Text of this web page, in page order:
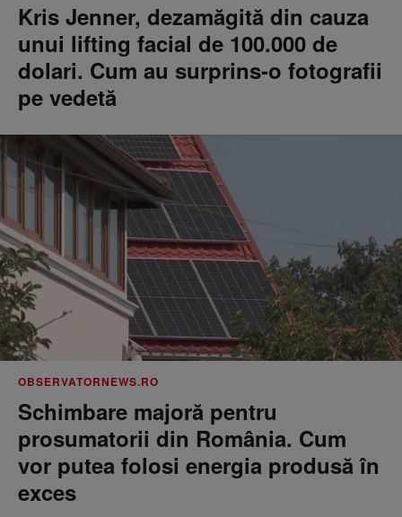
Kris Jenner, dezamăgită din cauza
unui lifting facial de 100.000 de
dolari. Cum au surprins-o fotografii
pe vedetă
OBSERVATORNEWS.RO
Schimbare majoră pentru
prosumatorii din România. Cum
vor putea folosi energia produsă în
exces